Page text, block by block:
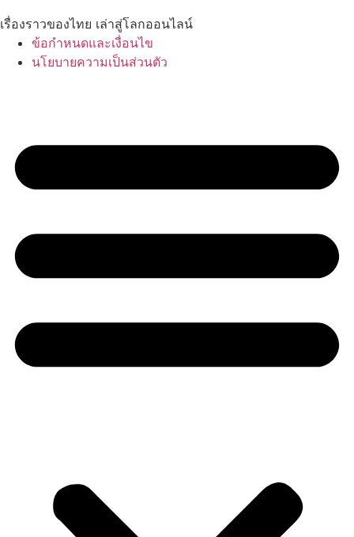
เรื่องราวของไทย เล่าสู่โลกออนไลน์
ข้อกำหนดและเงื่อนไข
นโยบายความเป็นส่วนตัว